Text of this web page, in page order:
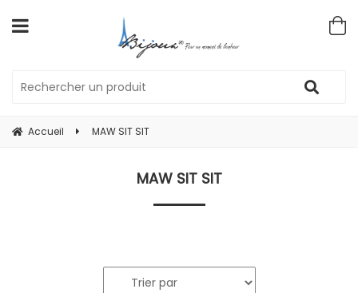
Accueil MAW SIT SIT
MAW SIT SIT